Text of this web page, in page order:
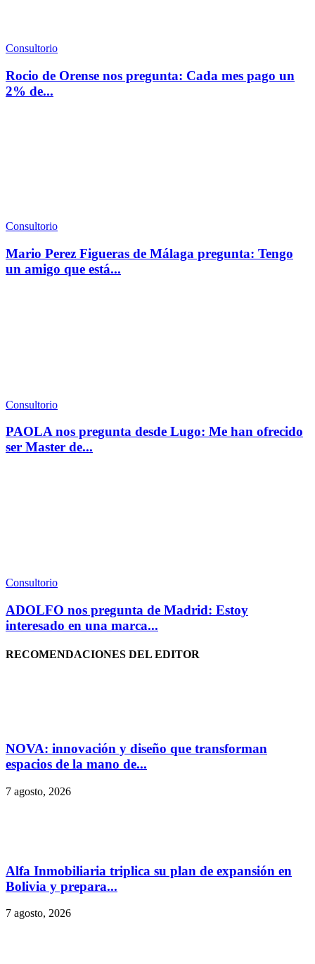
Consultorio
Rocio de Orense nos pregunta: Cada mes pago un
2% de...
Consultorio
Mario Perez Figueras de Málaga pregunta: Tengo
un amigo que está...
Consultorio
PAOLA nos pregunta desde Lugo: Me han ofrecido
ser Master de...
Consultorio
ADOLFO nos pregunta de Madrid: Estoy
interesado en una marca...
RECOMENDACIONES DEL EDITOR
NOVA: innovación y diseño que transforman
espacios de la mano de...
7 agosto, 2026
Alfa Inmobiliaria triplica su plan de expansión en
Bolivia y prepara...
7 agosto, 2026